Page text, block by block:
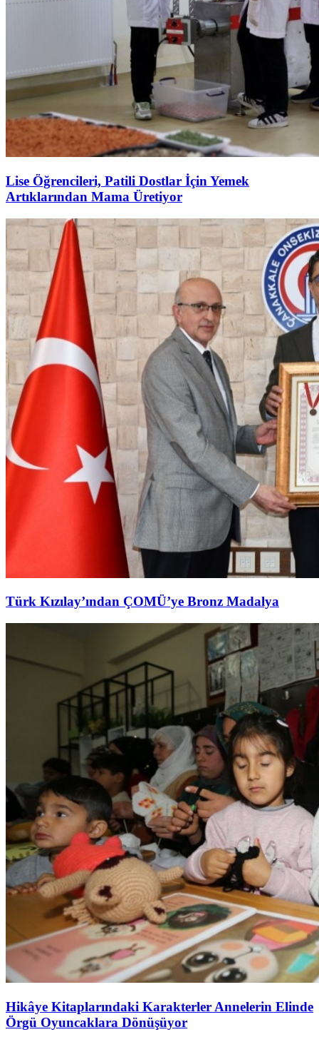
Lise Öğrencileri, Patili Dostlar İçin Yemek
Artıklarından Mama Üretiyor
Türk Kızılay’ından ÇOMÜ’ye Bronz Madalya
Hikâye Kitaplarındaki Karakterler Annelerin Elinde
Örgü Oyuncaklara Dönüşüyor